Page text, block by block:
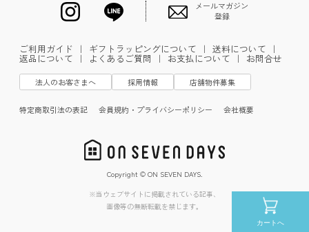
カートへ
メールマガジン
登録
ご利用ガイド ｜ ギフトラッピングについて ｜ 送料について ｜
返品について ｜ よくあるご質問 ｜ お支払について ｜ お問合せ
法人のお客さまへ 採用情報 店舗物件募集
特定商取引法の表記 会員規約・プライバシーポリシー 会社概要
Copyright © ON SEVEN DAYS.
※当ウェブサイトに掲載されている記事、
画像等の無断転載を禁じます。